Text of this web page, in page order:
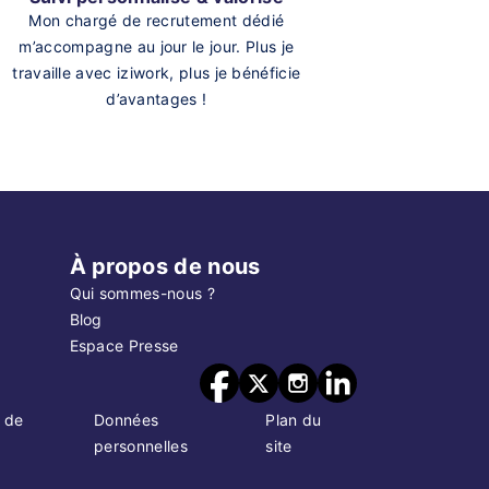
Mon chargé de recrutement dédié
m’accompagne au jour le jour. Plus je
travaille avec iziwork, plus je bénéficie
d’avantages !
À propos de nous
Qui sommes-nous ?
Blog
Espace Presse
de
Données
personnelles
Plan du
site